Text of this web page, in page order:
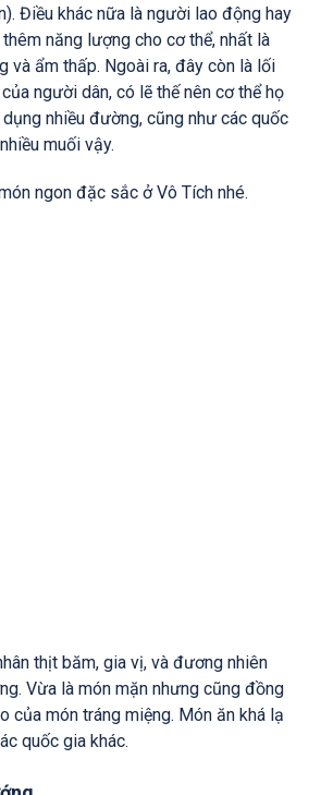
Điều khác nữa là người lao động hay
năng lượng cho cơ thể, nhất là
và ẩm thấp. Ngoài ra, đây còn là lối
người dân, có lẽ thế nên cơ thể họ
nhiều đường, cũng như các quốc
muối vậy.
ngon đặc sắc ở Vô Tích nhé.
thịt băm, gia vị, và đương nhiên
Vừa là món mặn nhưng cũng đồng
của món tráng miệng. Món ăn khá lạ
quốc gia khác.